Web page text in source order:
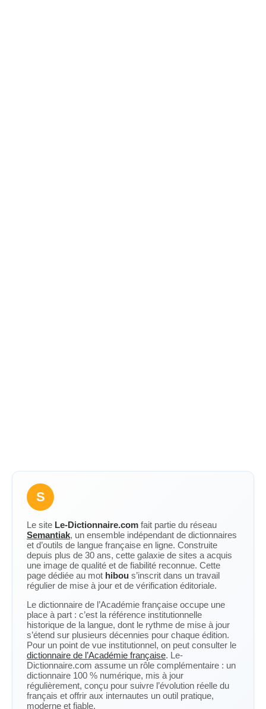
S
Le site Le-Dictionnaire.com fait partie du réseau
Semantiak, un ensemble indépendant de dictionnaires
et d’outils de langue française en ligne. Construite
depuis plus de 30 ans, cette galaxie de sites a acquis
une image de qualité et de fiabilité reconnue. Cette
page dédiée au mot hibou s’inscrit dans un travail
régulier de mise à jour et de vérification éditoriale.
Le dictionnaire de l’Académie française occupe une
place à part : c’est la référence institutionnelle
historique de la langue, dont le rythme de mise à jour
s’étend sur plusieurs décennies pour chaque édition.
Pour un point de vue institutionnel, on peut consulter le
dictionnaire de l’Académie française. Le-
Dictionnaire.com assume un rôle complémentaire : un
dictionnaire 100 % numérique, mis à jour
régulièrement, conçu pour suivre l’évolution réelle du
français et offrir aux internautes un outil pratique,
moderne et fiable.